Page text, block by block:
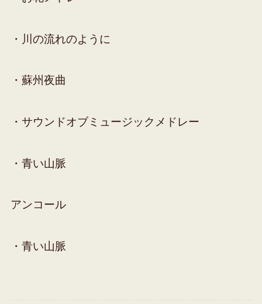
・川の流れのように
・蘇州夜曲
・サウンドオブミュージックメドレー
・青い山脈
アンコール
・青い山脈